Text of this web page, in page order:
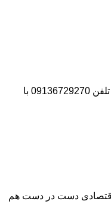
آدرس شرکت:استان تهران- شهر پیشوا- روبروی درب دانشگاه آزاد واحد ورامین – پیشوا – خیابان سروستان- انتهای کوچه سروستان نهم – پلاک 44- طریقه برقراری تماس با شماره تلفن 09136729270 با
اقتصادی دست در دست هم